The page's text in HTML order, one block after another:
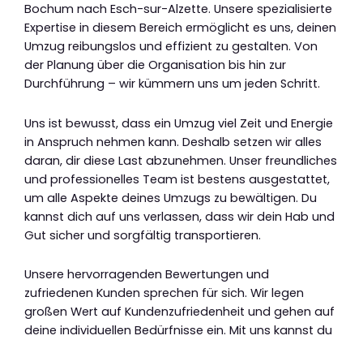
Bochum nach Esch-sur-Alzette. Unsere spezialisierte
Expertise in diesem Bereich ermöglicht es uns, deinen
Umzug reibungslos und effizient zu gestalten. Von
der Planung über die Organisation bis hin zur
Durchführung – wir kümmern uns um jeden Schritt.
Uns ist bewusst, dass ein Umzug viel Zeit und Energie
in Anspruch nehmen kann. Deshalb setzen wir alles
daran, dir diese Last abzunehmen. Unser freundliches
und professionelles Team ist bestens ausgestattet,
um alle Aspekte deines Umzugs zu bewältigen. Du
kannst dich auf uns verlassen, dass wir dein Hab und
Gut sicher und sorgfältig transportieren.
Unsere hervorragenden Bewertungen und
zufriedenen Kunden sprechen für sich. Wir legen
großen Wert auf Kundenzufriedenheit und gehen auf
deine individuellen Bedürfnisse ein. Mit uns kannst du